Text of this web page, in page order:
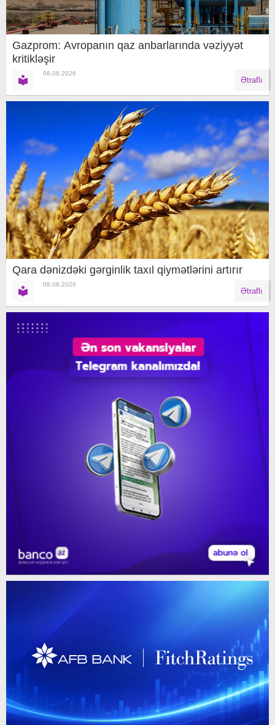
Gazprom: Avropanın qaz anbarlarında vəziyyət
kritikləşir
08.08.2026
Ətraflı
Qara dənizdəki gərginlik taxıl qiymətlərini artırır
08.08.2026
Ətraflı